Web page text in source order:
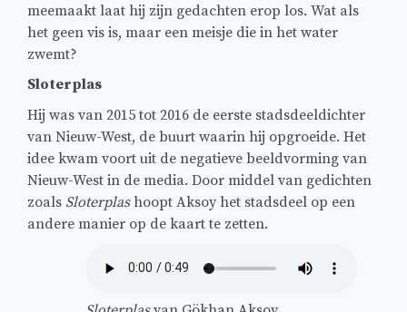
meemaakt laat hij zijn gedachten erop los. Wat als
het geen vis is, maar een meisje die in het water
zwemt?
Sloterplas
Hij was van 2015 tot 2016 de eerste stadsdeeldichter
van Nieuw-West, de buurt waarin hij opgroeide. Het
idee kwam voort uit de negatieve beeldvorming van
Nieuw-West in de media. Door middel van gedichten
zoals Sloterplashoopt Aksoy het stadsdeel op een
andere manier op de kaart te zetten.